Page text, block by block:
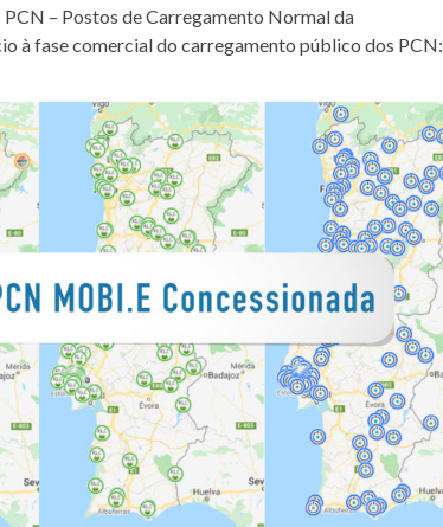
– Postos de Carregamento Normal da
à fase comercial do carregamento público dos PCN: